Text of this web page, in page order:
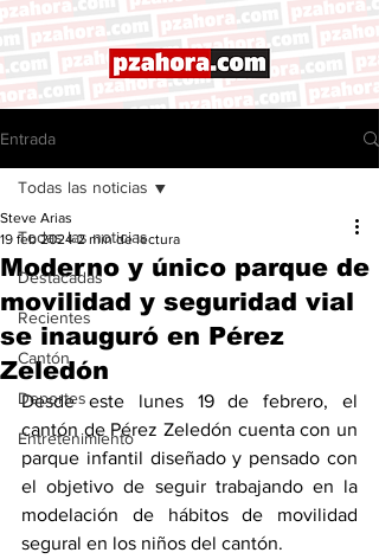
Entrada
Todas las noticias
Destacadas
Recientes
Cantón
Deportes
Entretenimiento
Todas las noticias
Moderno y único parque de
movilidad y seguridad vial
se inauguró en Pérez
Zeledón
Steve Arias
19 feb 2024 2 min de lectura
Desde este lunes 19 de febrero, el
cantón de Pérez Zeledón cuenta con un
parque infantil diseñado y pensado con
el objetivo de seguir trabajando en la
modelación de hábitos de movilidad
segural en los niños del cantón.